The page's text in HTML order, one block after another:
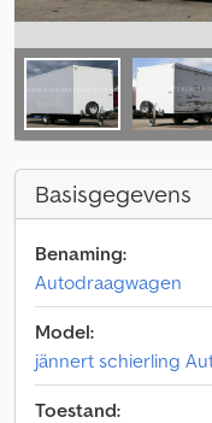
Basisgegevens
Benaming:
Autodraagwagen
Model:
jännert schierling
Toestand: